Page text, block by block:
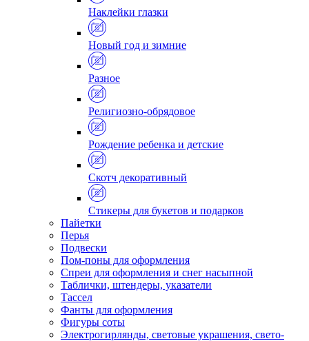
Наклейки глазки
Новый год и зимние
Разное
Религиозно-обрядовое
Рождение ребенка и детские
Скотч декоративный
Стикеры для букетов и подарков
Пайетки
Перья
Подвески
Пом-поны для оформления
Спреи для оформления и снег насыпной
Таблички, штендеры, указатели
Тассел
Фанты для оформления
Фигуры соты
Электрогирлянды, световые украшения, свето-